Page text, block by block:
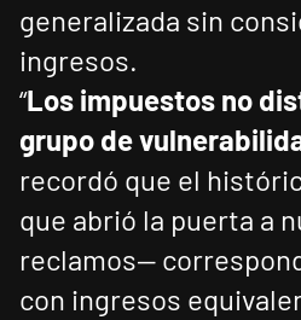
generalizada sin
ingresos.
“Los impuestos no
grupo de
recordó que el
que abrió la puerta a
reclamos—
con ingresos